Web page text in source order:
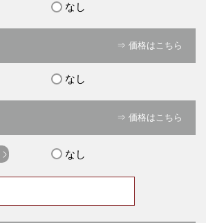
なし
⇒ 価格はこちら
なし
⇒ 価格はこちら
なし